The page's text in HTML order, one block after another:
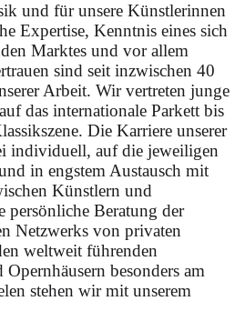
das Leben
und für unsere Künstlerinnen
Expertise, Kenntnis eines sich
Marktes und vor allem
sind seit inzwischen 40
Arbeit. Wir vertreten junge
das internationale Parkett bis
Die Karriere unserer
individuell, auf die jeweiligen
in engstem Austausch mit
Künstlern und
persönliche Beratung der
Netzwerks von privaten
weltweit führenden
besonders am
stehen wir mit unserem